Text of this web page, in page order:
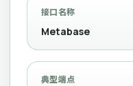
接口名称
Metabase
典型端点